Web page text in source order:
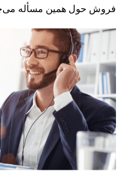
فروش حول همین مسأله